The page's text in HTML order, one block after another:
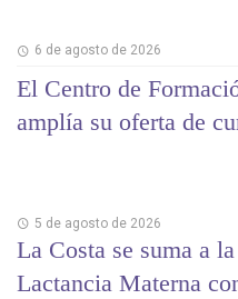
6 de agosto de 2026
El Centro de
amplía su oferta de
5 de agosto de 2026
La Costa se suma a
Lactancia Materna